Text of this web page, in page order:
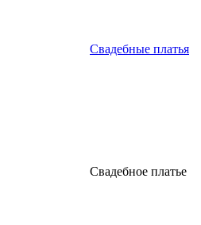
Свадебные платья
Свадебное платье